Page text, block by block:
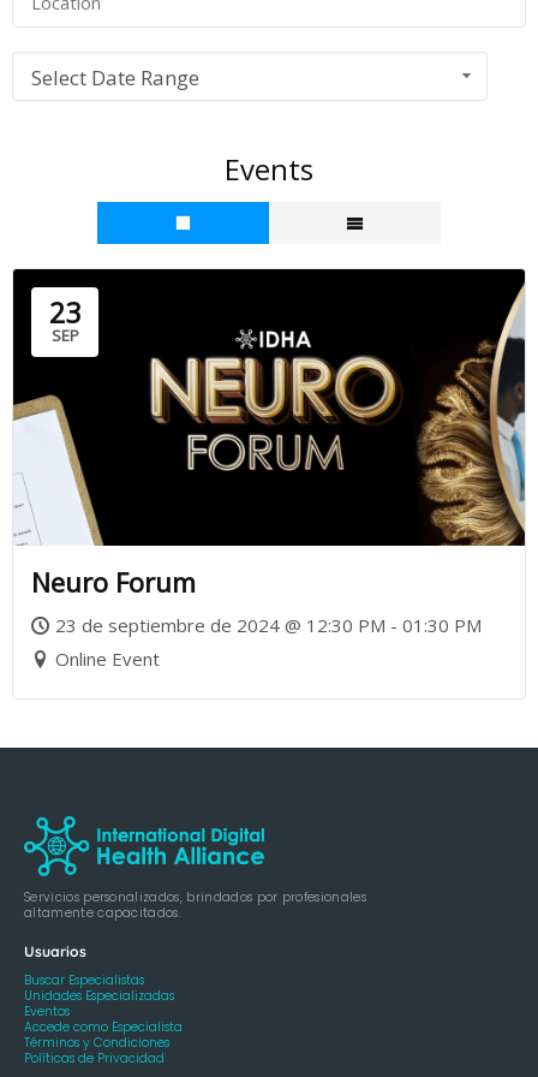
Select Date Range
Events
23
SEP
Neuro Forum
23 de septiembre de 2024 @ 12:30 PM - 01:30 PM
Online Event
Servicios personalizados, brindados por profesionales
altamente capacitados.
Usuarios
Buscar Especialistas
Unidades Especializadas
Eventos
Accede como Especialista
Términos y Condiciones
Políticas de Privacidad